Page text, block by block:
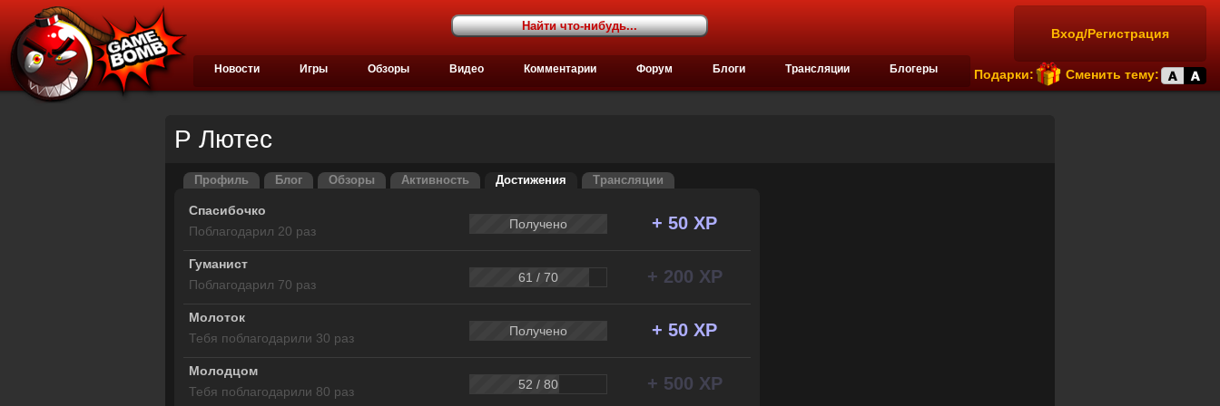
Вход/Регистрация
Подарки: Сменить тему:
Новости Игры Обзоры Видео Комментарии Форум Блоги Трансляции Блогеры
Р Лютес
Профиль Блог Обзоры Активность Достижения Трансляции
Спасибочко
Поблагодарил 20 раз
Получено + 50 XP
Гуманист
Поблагодарил 70 раз
61 / 70 + 200 XP
Молоток
Тебя поблагодарили 30 раз
Получено + 50 XP
Молодцом
Тебя поблагодарили 80 раз
52 / 80 + 500 XP